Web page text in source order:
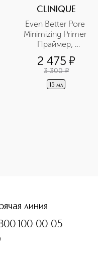
CLINIQUE
Even Better Pore
Minimizing Primer
Праймер,
уменьшающий
видимость пор в
дорожном формате
2 475 ¤
3 300 ¤
15 мл
линия
100-00-05